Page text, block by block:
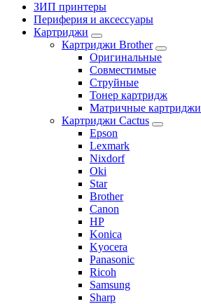
ЗИП принтеры
Периферия и аксессуары
Картриджи
Картриджи Brother
Оригинальные
Совместимые
Струйные
Тонер картридж
Матричные картриджи
Картриджи Cactus
Epson
Lexmark
Nixdorf
Oki
Star
Brother
Canon
HP
Konica
Kyocera
Panasonic
Ricoh
Samsung
Sharp